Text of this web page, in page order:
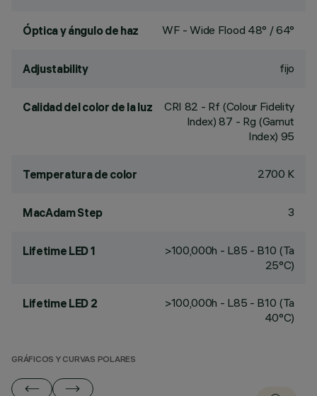
Óptica y ángulo de haz WF - Wide Flood 48° / 64°
Adjustability fijo
Calidad del color de la luz CRI 82 - Rf (Colour Fidelity
Index) 87 - Rg (Gamut
Index) 95
Temperatura de color 2700 K
MacAdam Step 3
Lifetime LED 1
>100,000h - L85 - B10 (Ta
25°C)
Lifetime LED 2
>100,000h - L85 - B10 (Ta
40°C)
GRÁFICOS Y CURVAS POLARES